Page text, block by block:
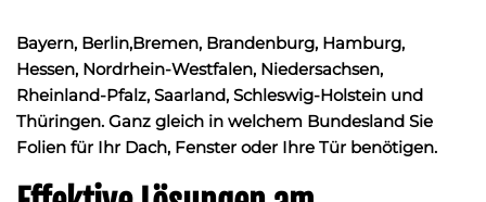
Bayern, Berlin,Bremen, Brandenburg, Hamburg,
Hessen, Nordrhein-Westfalen, Niedersachsen,
Rheinland-Pfalz, Saarland, Schleswig-Holstein und
Thüringen. Ganz gleich in welchem Bundesland Sie
Folien für Ihr Dach, Fenster oder Ihre Tür benötigen.